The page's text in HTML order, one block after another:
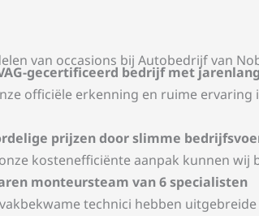
van occasions bij Autobedrijf van
gecertificeerd bedrijf met
officiële erkenning en ruime
prijzen door slimme
kostenefficiënte aanpak kunnen wij
monteursteam van 6 specialisten
technici hebben